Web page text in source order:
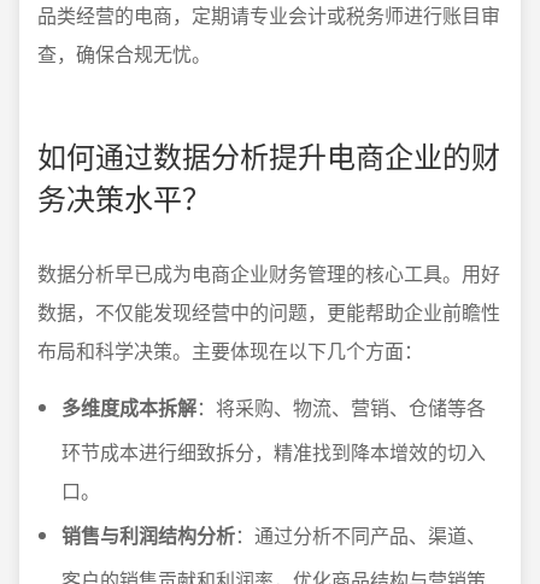
品类经营的电商，定期请专业会计或税务师进行账目审
查，确保合规无忧。
如何通过数据分析提升电商企业的财
务决策水平？
数据分析早已成为电商企业财务管理的核心工具。用好
数据，不仅能发现经营中的问题，更能帮助企业前瞻性
布局和科学决策。主要体现在以下几个方面：
多维度成本拆解：将采购、物流、营销、仓储等各
环节成本进行细致拆分，精准找到降本增效的切入
口。
销售与利润结构分析：通过分析不同产品、渠道、